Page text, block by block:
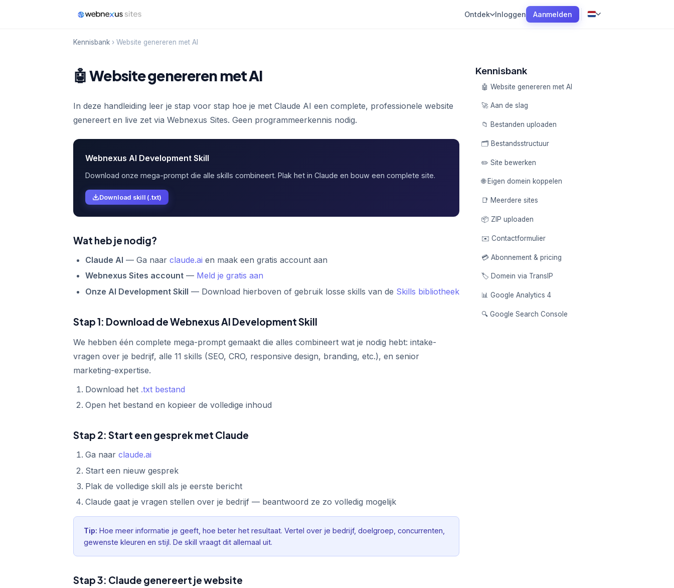
Ontdek Inloggen Aanmelden
Kennisbank › Website genereren met AI
🤖 Website genereren met AI
In deze handleiding leer je stap voor stap hoe je met Claude AI een complete, professionele website
genereert en live zet via Webnexus Sites. Geen programmeerkennis nodig.
Webnexus AI Development Skill
Download onze mega-prompt die alle skills combineert. Plak het in Claude en bouw een complete site.
Download skill (.txt)
Wat heb je nodig?
Claude AI — Ga naar claude.ai en maak een gratis account aan
Webnexus Sites account — Meld je gratis aan
Onze AI Development Skill — Download hierboven of gebruik losse skills van de Skills bibliotheek
Stap 1: Download de Webnexus AI Development Skill
We hebben één complete mega-prompt gemaakt die alles combineert wat je nodig hebt: intake-
vragen over je bedrijf, alle 11 skills (SEO, CRO, responsive design, branding, etc.), en senior
marketing-expertise.
Download het .txt bestand
Open het bestand en kopieer de volledige inhoud
Stap 2: Start een gesprek met Claude
Ga naar claude.ai
Start een nieuw gesprek
Plak de volledige skill als je eerste bericht
Claude gaat je vragen stellen over je bedrijf — beantwoord ze zo volledig mogelijk
Tip: Hoe meer informatie je geeft, hoe beter het resultaat. Vertel over je bedrijf, doelgroep, concurrenten,
gewenste kleuren en stijl. De skill vraagt dit allemaal uit.
Stap 3: Claude genereert je website
Kennisbank
🤖 Website genereren met AI
🚀 Aan de slag
📁 Bestanden uploaden
🗂️ Bestandsstructuur
✏️ Site bewerken
🌐 Eigen domein koppelen
📑 Meerdere sites
📦 ZIP uploaden
✉️ Contactformulier
💳 Abonnement & pricing
🏷️ Domein via TransIP
📊 Google Analytics 4
🔍 Google Search Console